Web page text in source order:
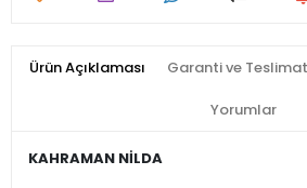
Ürün Açıklaması Garanti ve Teslimat
Yorumlar
KAHRAMAN NİLDA